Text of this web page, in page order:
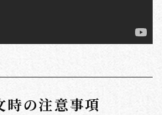
時の注意事項